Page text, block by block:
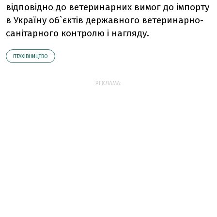
відповідно до ветеринарних вимог до імпорту
в Україну об`єктів державного ветеринарно-
санітарного контролю і нагляду.
ПТАХІВНИЦТВО
РЕКЛАМА: